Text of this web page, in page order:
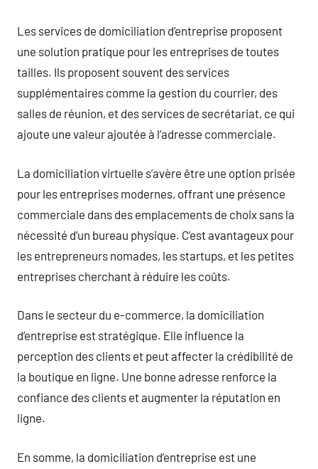
Les services de domiciliation d’entreprise proposent
une solution pratique pour les entreprises de toutes
tailles. Ils proposent souvent des services
supplémentaires comme la gestion du courrier, des
salles de réunion, et des services de secrétariat, ce qui
ajoute une valeur ajoutée à l’adresse commerciale.
La domiciliation virtuelle s’avère être une option prisée
pour les entreprises modernes, offrant une présence
commerciale dans des emplacements de choix sans la
nécessité d’un bureau physique. C’est avantageux pour
les entrepreneurs nomades, les startups, et les petites
entreprises cherchant à réduire les coûts.
Dans le secteur du e-commerce, la domiciliation
d’entreprise est stratégique. Elle influence la
perception des clients et peut affecter la crédibilité de
la boutique en ligne. Une bonne adresse renforce la
confiance des clients et augmenter la réputation en
ligne.
En somme, la domiciliation d’entreprise est une